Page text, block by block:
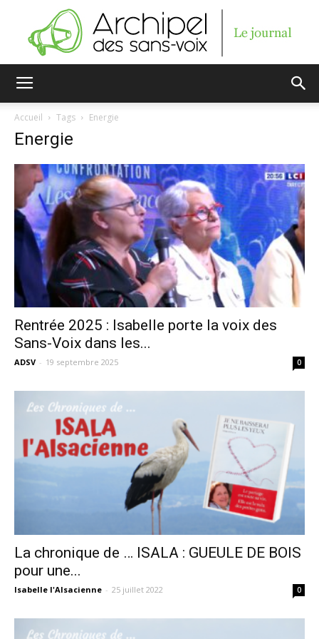
sans-
voix
Accueil Tags Energie
Energie
Rentrée 2025 : Isabelle porte la voix des
Sans-Voix dans les...
ADSV - 19 septembre 2025 0
La chronique de … ISALA : GUEULE DE BOIS
pour une...
Isabelle l'Alsacienne - 25 juillet 2022 0